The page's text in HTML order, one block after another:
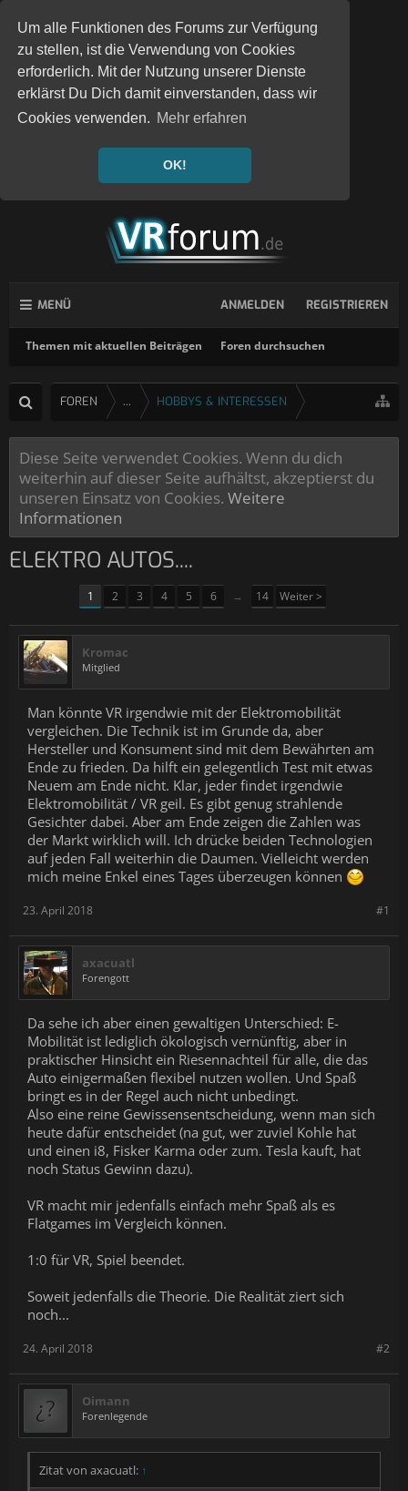
Um alle Funktionen des Forums zur Verfügung
zu stellen, ist die Verwendung von Cookies
erforderlich. Mit der Nutzung unserer Dienste
erklärst Du Dich damit einverstanden, dass wir
Cookies verwenden. Mehr erfahren
OK!
MENÜ
Themen mit aktuellen Beiträgen Foren durchsuchen
ANMELDEN REGISTRIEREN
FOREN ... HOBBYS & INTERESSEN
Diese Seite verwendet Cookies. Wenn du dich
weiterhin auf dieser Seite aufhältst, akzeptierst du
unseren Einsatz von Cookies. Weitere
Informationen
ELEKTRO AUTOS....
1 2 3 4 5 6 → 14 Weiter >
Kromac
Mitglied
Man könnte VR irgendwie mit der Elektromobilität
vergleichen. Die Technik ist im Grunde da, aber
Hersteller und Konsument sind mit dem Bewährten am
Ende zu frieden. Da hilft ein gelegentlich Test mit etwas
Neuem am Ende nicht. Klar, jeder findet irgendwie
Elektromobilität / VR geil. Es gibt genug strahlende
Gesichter dabei. Aber am Ende zeigen die Zahlen was
der Markt wirklich will. Ich drücke beiden Technologien
auf jeden Fall weiterhin die Daumen. Vielleicht werden
mich meine Enkel eines Tages überzeugen können
#1
23. April 2018
axacuatl
Forengott
Da sehe ich aber einen gewaltigen Unterschied: E-
Mobilität ist lediglich ökologisch vernünftig, aber in
praktischer Hinsicht ein Riesennachteil für alle, die das
Auto einigermaßen flexibel nutzen wollen. Und Spaß
bringt es in der Regel auch nicht unbedingt.
Also eine reine Gewissensentscheidung, wenn man sich
heute dafür entscheidet (na gut, wer zuviel Kohle hat
und einen i8, Fisker Karma oder zum. Tesla kauft, hat
noch Status Gewinn dazu).
VR macht mir jedenfalls einfach mehr Spaß als es
Flatgames im Vergleich können.
1:0 für VR, Spiel beendet.
Soweit jedenfalls die Theorie. Die Realität ziert sich
noch...
#2
24. April 2018
Oimann
Forenlegende
Zitat von axacuatl: ↑